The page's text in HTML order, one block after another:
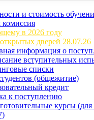
и стоимость
в 2026 году
дверей 28.07.26
информация о
вступительных
списки
(общежитие)
кредит
к поступлению
курсы